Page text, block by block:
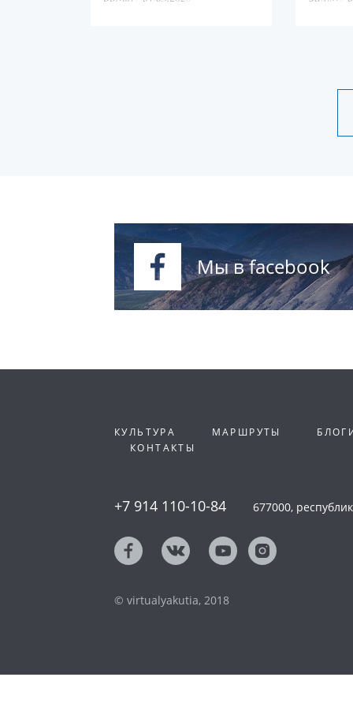
Мы в facebook
КУЛЬТУРА МАРШРУТЫ
КОНТАКТЫ
+7 914 110-10-84 677000,
© virtualyakutia, 2018